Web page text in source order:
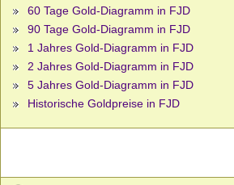
60 Tage Gold-Diagramm in FJD
90 Tage Gold-Diagramm in FJD
1 Jahres Gold-Diagramm in FJD
2 Jahres Gold-Diagramm in FJD
5 Jahres Gold-Diagramm in FJD
Historische Goldpreise in FJD